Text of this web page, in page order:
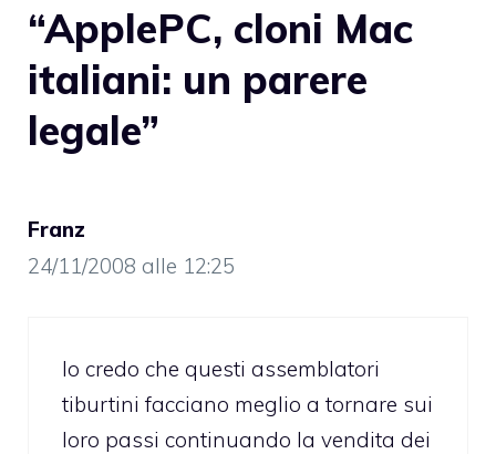
“ApplePC, cloni Mac
italiani: un parere
legale”
Franz
24/11/2008 alle 12:25
Io credo che questi assemblatori
tiburtini facciano meglio a tornare sui
loro passi continuando la vendita dei